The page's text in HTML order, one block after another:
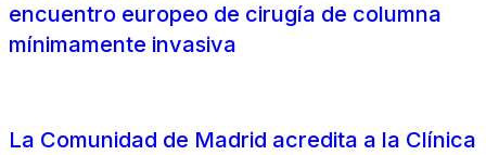
encuentro europeo de cirugía de columna
mínimamente invasiva
La Comunidad de Madrid acredita a la Clínica